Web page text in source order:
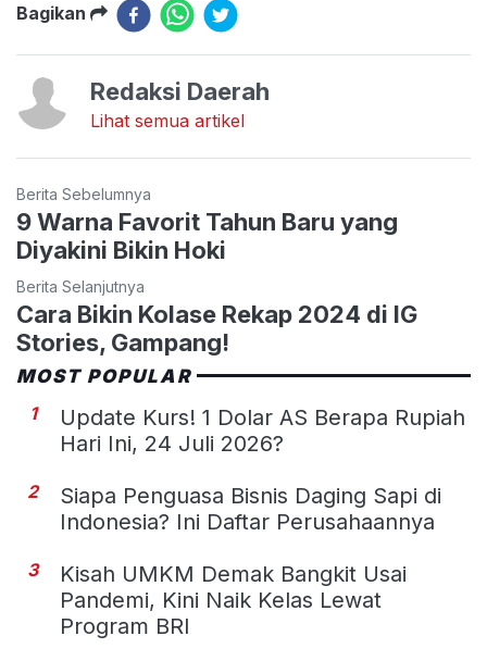
Bagikan
Redaksi Daerah
Lihat semua artikel
Berita Sebelumnya
9 Warna Favorit Tahun Baru yang
Diyakini Bikin Hoki
Berita Selanjutnya
Cara Bikin Kolase Rekap 2024 di IG
Stories, Gampang!
MOST POPULAR
1
Update Kurs! 1 Dolar AS Berapa Rupiah
Hari Ini, 24 Juli 2026?
2
Siapa Penguasa Bisnis Daging Sapi di
Indonesia? Ini Daftar Perusahaannya
3
Kisah UMKM Demak Bangkit Usai
Pandemi, Kini Naik Kelas Lewat
Program BRI